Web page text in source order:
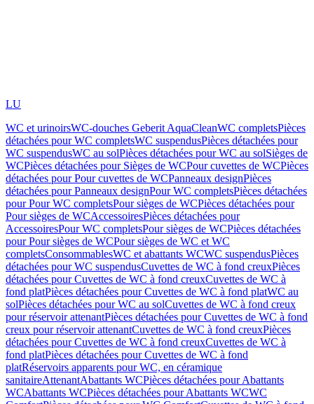
LU
WC et urinoirsWC-douches Geberit AquaCleanWC completsPièces
détachées pour WC completsWC suspendusPièces détachées pour
WC suspendusWC au solPièces détachées pour WC au solSièges de
WCPièces détachées pour Sièges de WCPour cuvettes de WCPièces
détachées pour Pour cuvettes de WCPanneaux designPièces
détachées pour Panneaux designPour WC completsPièces détachées
pour Pour WC completsPour sièges de WCPièces détachées pour
Pour sièges de WCAccessoiresPièces détachées pour
AccessoiresPour WC completsPour sièges de WCPièces détachées
pour Pour sièges de WCPour sièges de WC et WC
completsConsommablesWC et abattants WCWC suspendusPièces
détachées pour WC suspendusCuvettes de WC à fond creuxPièces
détachées pour Cuvettes de WC à fond creuxCuvettes de WC à
fond platPièces détachées pour Cuvettes de WC à fond platWC au
solPièces détachées pour WC au solCuvettes de WC à fond creux
pour réservoir attenantPièces détachées pour Cuvettes de WC à fond
creux pour réservoir attenantCuvettes de WC à fond creuxPièces
détachées pour Cuvettes de WC à fond creuxCuvettes de WC à
fond platPièces détachées pour Cuvettes de WC à fond
platRéservoirs apparents pour WC, en céramique
sanitaireAttenantAbattants WCPièces détachées pour Abattants
WCAbattants WCPièces détachées pour Abattants WCWC